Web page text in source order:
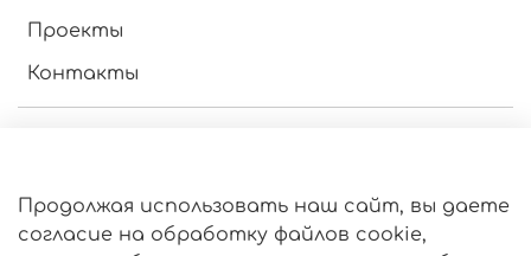
Проекты
Контакты
Пользовательское соглашение
Продолжая использовать наш сайт, вы даете
согласие на обработку файлов cookie,